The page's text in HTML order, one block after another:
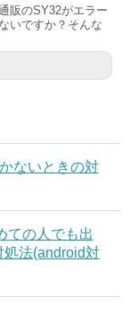
販のSY32がエラー
いですか？そんな
ないときの対
ての人でも出
法(android対